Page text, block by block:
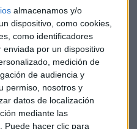
almacenamos y/o
dispositivo, como cookies,
como identificadores
por un dispositivo
medición de
de audiencia y
permiso, nosotros y
datos de localización
mediante las
Puede hacer clic para
de oportunidades